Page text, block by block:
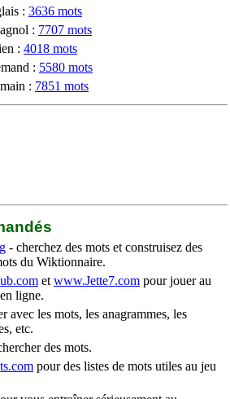
: 3636 mots
: 7707 mots
: 4018 mots
: 5580 mots
: 7851 mots
- cherchez des mots et construisez des
du Wiktionnaire.
et www.Jette7.com pour jouer au
ligne.
avec les mots, les anagrammes, les
etc.
des mots.
pour des listes de mots utiles au jeu